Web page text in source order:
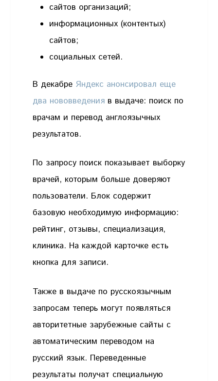
сайтов организаций;
информационных (контентых)
сайтов;
социальных сетей.
В декабре Яндекс анонсировал еще
два нововведения в выдаче: поиск по
врачам и перевод англоязычных
результатов.
По запросу поиск показывает выборку
врачей, которым больше доверяют
пользователи. Блок содержит
базовую необходимую информацию:
рейтинг, отзывы, специализация,
клиника. На каждой карточке есть
кнопка для записи.
Также в выдаче по русскоязычным
запросам теперь могут появляться
авторитетные зарубежные сайты с
автоматическим переводом на
русский язык. Переведенные
результаты получат специальную